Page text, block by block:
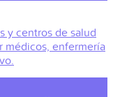
y centros de salud
médicos, enfermería